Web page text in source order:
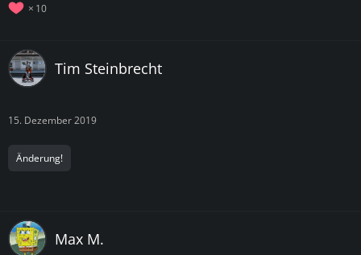
10
Tim Steinbrecht
15. Dezember 2019
Änderung!
Max M.